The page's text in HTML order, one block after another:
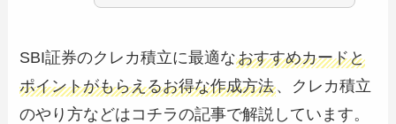
SBI証券のクレカ積立に最適なおすすめカードと
ポイントがもらえるお得な作成方法、クレカ積立
のやり方などはコチラの記事で解説しています。